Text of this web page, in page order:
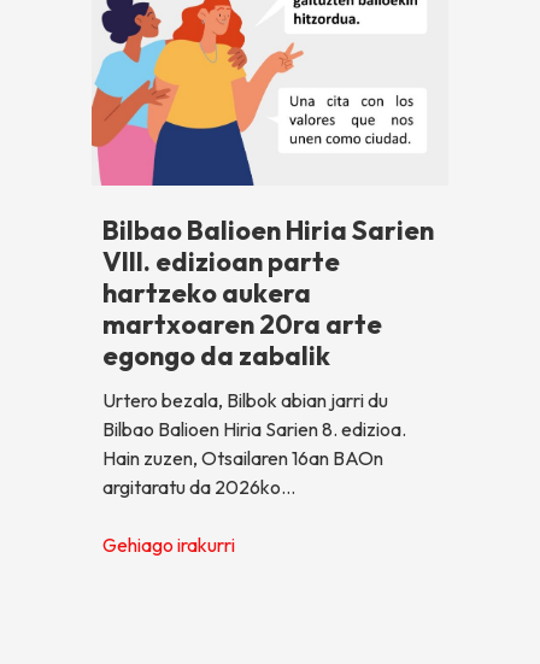
Bilbao Balioen Hiria Sarien
VIII. edizioan parte
hartzeko aukera
martxoaren 20ra arte
egongo da zabalik
Urtero bezala, Bilbok abian jarri du
Bilbao Balioen Hiria Sarien 8. edizioa.
Hain zuzen, Otsailaren 16an BAOn
argitaratu da 2026ko…
Gehiago irakurri